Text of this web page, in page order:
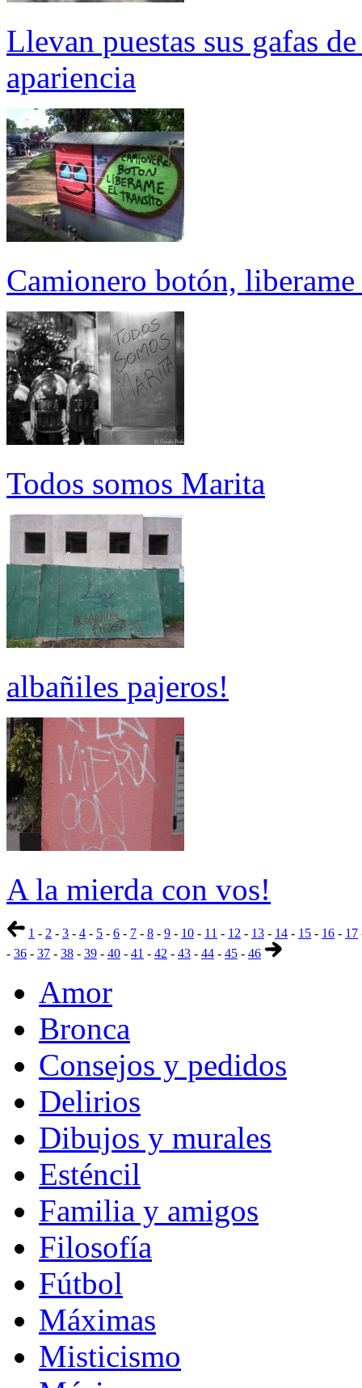
Llevan puestas sus gafas
apariencia
Camionero botón,
Todos somos Marita
albañiles pajeros!
A la mierda con vos!
1 - 2 - 3 - 4 - 5 - 6 - 7 - 8 - 9 - 10 - 11 - 12 - 13 - 14 - 15 - 16 - 17
- 36 - 37 - 38 - 39 - 40 - 41 - 42 - 43 - 44 - 45 - 46
Amor
Bronca
Consejos y pedidos
Delirios
Dibujos y murales
Esténcil
Familia y amigos
Filosofía
Fútbol
Máximas
Misticismo